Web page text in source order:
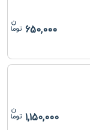
650,000
1,150,000